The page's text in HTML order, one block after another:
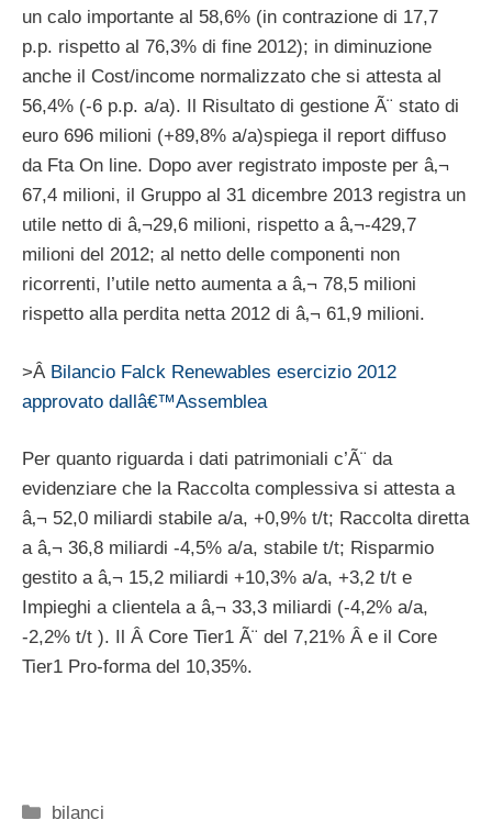
un calo importante al 58,6% (in contrazione di 17,7
p.p. rispetto al 76,3% di fine 2012); in diminuzione
anche il Cost/income normalizzato che si attesta al
56,4% (-6 p.p. a/a). Il Risultato di gestione Ã¨ stato di
euro 696 milioni (+89,8% a/a)spiega il report diffuso
da Fta On line. Dopo aver registrato imposte per â‚¬
67,4 milioni, il Gruppo al 31 dicembre 2013 registra un
utile netto di â‚¬29,6 milioni, rispetto a â‚¬-429,7
milioni del 2012; al netto delle componenti non
ricorrenti, l’utile netto aumenta a â‚¬ 78,5 milioni
rispetto alla perdita netta 2012 di â‚¬ 61,9 milioni.
>Â Bilancio Falck Renewables esercizio 2012
approvato dallâ€™Assemblea
Per quanto riguarda i dati patrimoniali c’Ã¨ da
evidenziare che la Raccolta complessiva si attesta a
â‚¬ 52,0 miliardi stabile a/a, +0,9% t/t; Raccolta diretta
a â‚¬ 36,8 miliardi -4,5% a/a, stabile t/t; Risparmio
gestito a â‚¬ 15,2 miliardi +10,3% a/a, +3,2 t/t e
Impieghi a clientela a â‚¬ 33,3 miliardi (-4,2% a/a,
-2,2% t/t ). Il Â Core Tier1 Ã¨ del 7,21% Â e il Core
Tier1 Pro-forma del 10,35%.
Categorie
bilanci